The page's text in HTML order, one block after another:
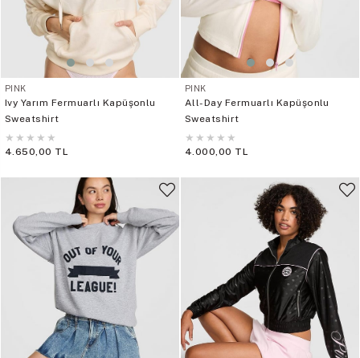
PINK
Ivy Yarım Fermuarlı Kapüşonlu
Sweatshirt
★ ★ ★ ★ ★
4.650,00 TL
PINK
All-Day Fermuarlı Kapüşonlu
Sweatshirt
★ ★ ★ ★ ★
4.000,00 TL